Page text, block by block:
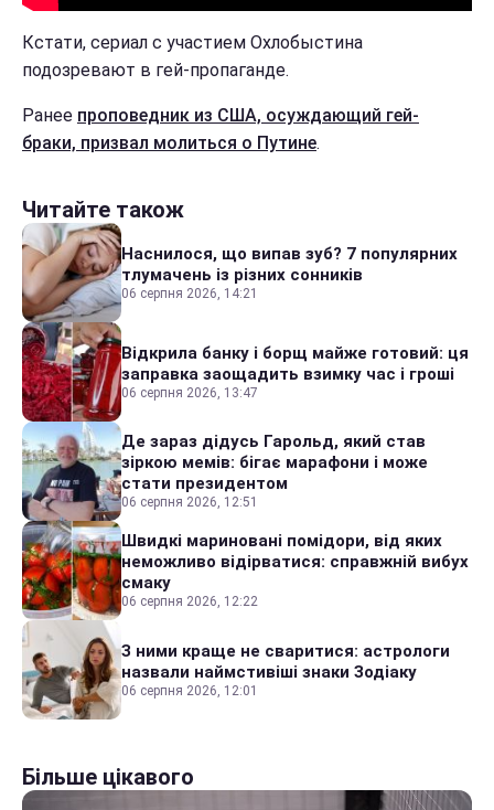
Кстати, сериал с участием Охлобыстина
подозревают в гей-пропаганде.
Ранее проповедник из США, осуждающий гей-
браки, призвал молиться о Путине.
Читайте також
Наснилося, що випав зуб? 7 популярних
тлумачень із різних сонників
06 серпня 2026, 14:21
Відкрила банку і борщ майже готовий: ця
заправка заощадить взимку час і гроші
06 серпня 2026, 13:47
Де зараз дідусь Гарольд, який став
зіркою мемів: бігає марафони і може
стати президентом
06 серпня 2026, 12:51
Швидкі мариновані помідори, від яких
неможливо відірватися: справжній вибух
смаку
06 серпня 2026, 12:22
З ними краще не сваритися: астрологи
назвали наймстивіші знаки Зодіаку
06 серпня 2026, 12:01
Більше цікавого